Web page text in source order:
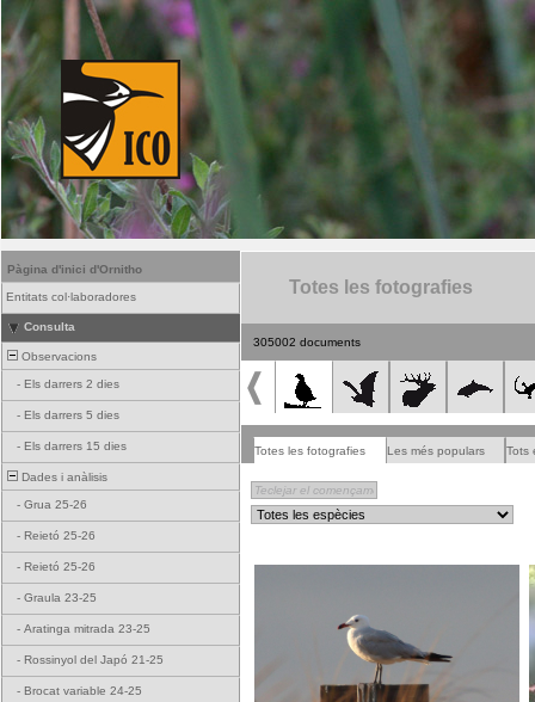
Pàgina d'inici d'Ornitho
Entitats col·laboradores
Consulta
Observacions
- Els darrers 2 dies
- Els darrers 5 dies
- Els darrers 15 dies
Dades i anàlisis
- Grua 25-26
- Reietó 25-26
- Reietó 25-26
- Graula 23-25
- Aratinga mitrada 23-25
- Rossinyol del Japó 21-25
- Brocat variable 24-25
Totes les fotografies
305002 documents
Totes les fotografies Les més populars Tots